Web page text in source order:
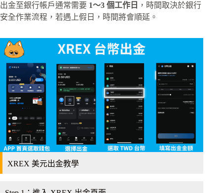
出金至銀行帳戶通常需要 1～3 個工作日 ，時間取決於銀行
安全作業流程，若遇上假日，時間將會順延。
XREX 美元出金教學